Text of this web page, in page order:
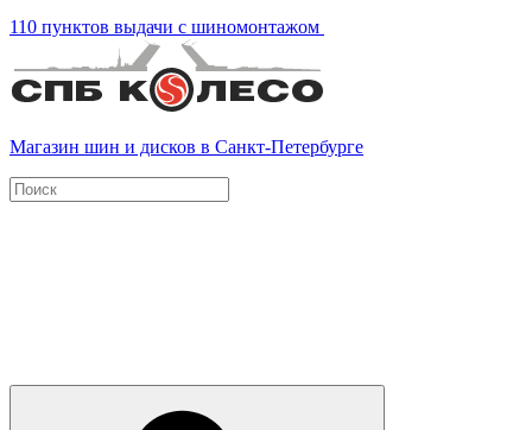
110 пунктов выдачи с шиномонтажом
Магазин шин и дисков в Санкт-Петербурге